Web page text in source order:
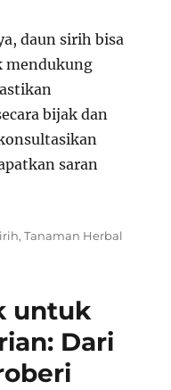
daun sirih bisa
mendukung
bijak dan
saran
,Tanaman Herbal
untuk
Dari